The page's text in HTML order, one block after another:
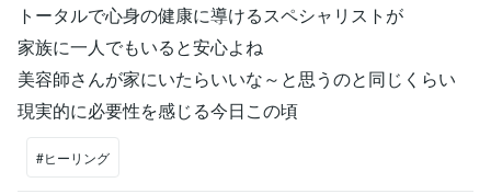
トータルで心身の健康に導けるスペシャリストが
家族に一人でもいると安心よね
美容師さんが家にいたらいいな～と思うのと同じくらい
現実的に必要性を感じる今日この頃
#ヒーリング